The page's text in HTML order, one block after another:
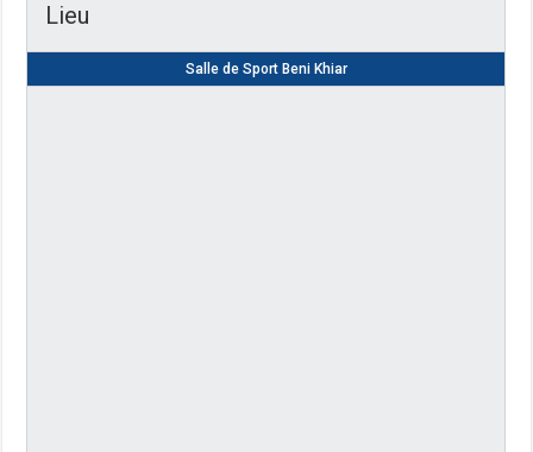
Lieu
Salle de Sport Beni Khiar